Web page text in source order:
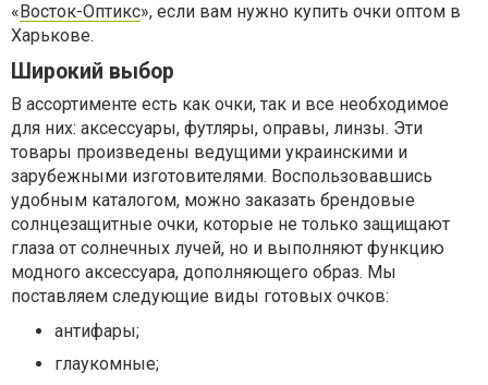
«Восток-Оптикс», если вам нужно купить очки оптом в
Харькове.
Широкий выбор
В ассортименте есть как очки, так и все необходимое
для них: аксессуары, футляры, оправы, линзы. Эти
товары произведены ведущими украинскими и
зарубежными изготовителями. Воспользовавшись
удобным каталогом, можно заказать брендовые
солнцезащитные очки, которые не только защищают
глаза от солнечных лучей, но и выполняют функцию
модного аксессуара, дополняющего образ. Мы
поставляем следующие виды готовых очков:
антифары;
глаукомные;